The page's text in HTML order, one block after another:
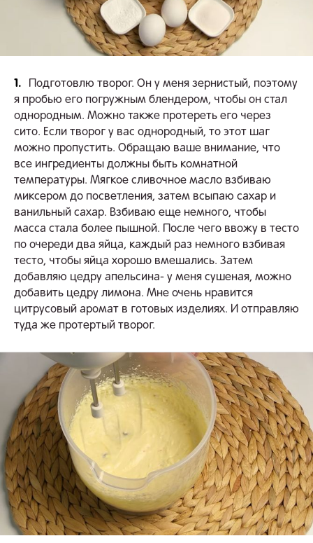
1.
Подготовлю творог. Он у меня зернистый, поэтому
я пробью его погружным блендером, чтобы он стал
однородным. Можно также протереть его через
сито. Если творог у вас однородный, то этот шаг
можно пропустить. Обращаю ваше внимание, что
все ингредиенты должны быть комнатной
температуры. Мягкое сливочное масло взбиваю
миксером до посветления, затем всыпаю сахар и
ванильный сахар. Взбиваю еще немного, чтобы
масса стала более пышной. После чего ввожу в тесто
по очереди два яйца, каждый раз немного взбивая
тесто, чтобы яйца хорошо вмешались. Затем
добавляю цедру апельсина- у меня сушеная, можно
добавить цедру лимона. Мне очень нравится
цитрусовый аромат в готовых изделиях. И отправляю
туда же протертый творог.